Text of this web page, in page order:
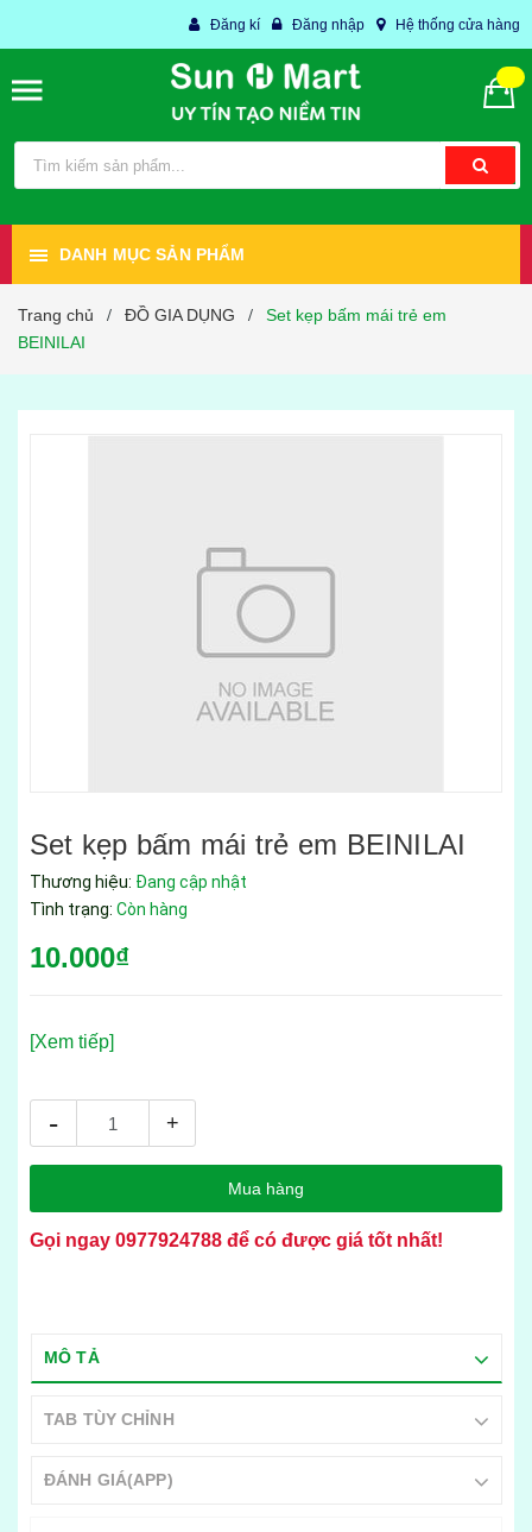
Đăng kí Đăng nhập Hệ thống cửa hàng
DANH MỤC SẢN PHẨM
Trang chủ / ĐỒ GIA DỤNG /
Set kẹp bấm mái trẻ em
BEINILAI
Set kẹp bấm mái trẻ em BEINILAI
Thương hiệu: Đang cập nhật
Tình trạng: Còn hàng
10.000₫
[Xem tiếp]
- +
Mua hàng
Gọi ngay 0977924788 để có được giá tốt nhất!
MÔ TẢ
TAB TÙY CHỈNH
ĐÁNH GIÁ(APP)